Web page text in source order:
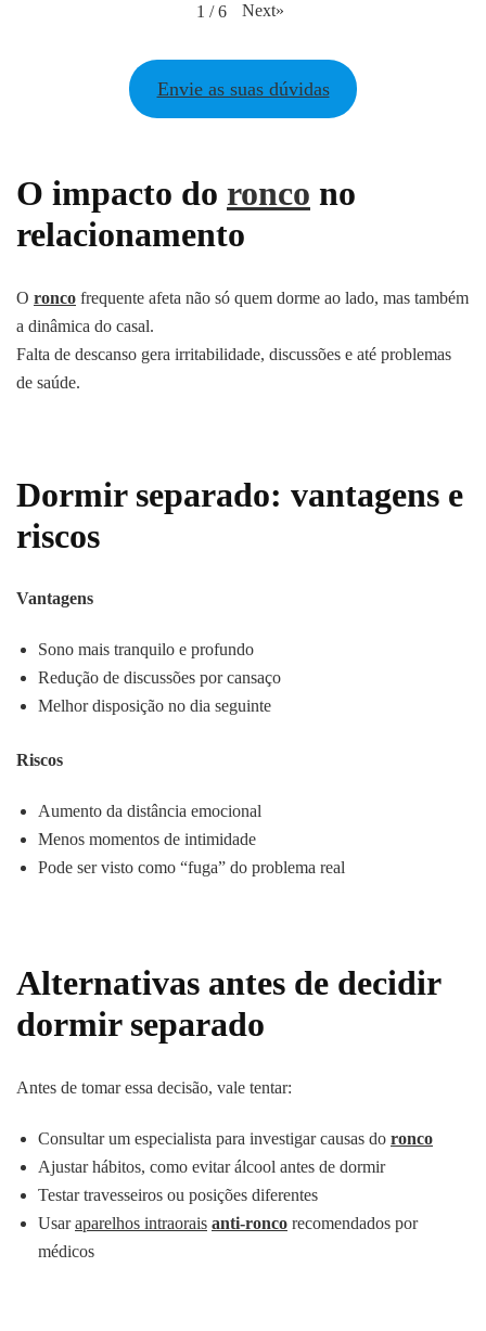
1 / 6 Next»
Envie as suas dúvidas
O impacto do ronco no
relacionamento
O ronco frequente afeta não só quem dorme ao lado, mas também
a dinâmica do casal.
Falta de descanso gera irritabilidade, discussões e até problemas
de saúde.
Dormir separado: vantagens e
riscos
Vantagens
Sono mais tranquilo e profundo
Redução de discussões por cansaço
Melhor disposição no dia seguinte
Riscos
Aumento da distância emocional
Menos momentos de intimidade
Pode ser visto como “fuga” do problema real
Alternativas antes de decidir
dormir separado
Antes de tomar essa decisão, vale tentar:
Consultar um especialista para investigar causas do ronco
Ajustar hábitos, como evitar álcool antes de dormir
Testar travesseiros ou posições diferentes
Usaraparelhos intraorais anti-ronco recomendados por
médicos